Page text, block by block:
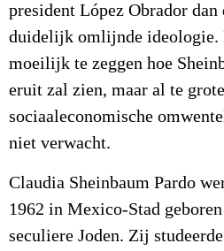
president López Obrador dan
duidelijk omlijnde ideologie.
moeilijk te zeggen hoe
eruit zal zien, maar al te
sociaaleconomische
niet verwacht.
Claudia Sheinbaum Pardo
1962 in Mexico-Stad
seculiere Joden. Zij